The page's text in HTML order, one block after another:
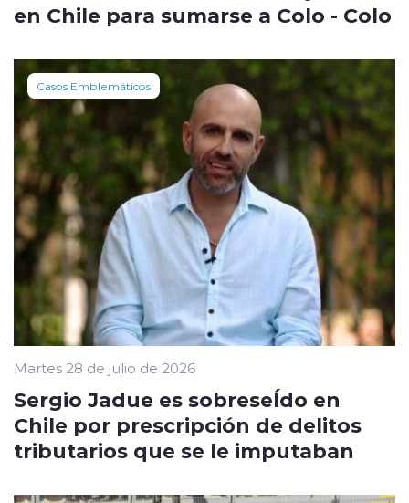
en Chile para sumarse a Colo - Colo
Casos Emblemáticos
Martes 28 de julio de 2026
Sergio Jadue es sobreseÍdo en
Chile por prescripción de delitos
tributarios que se le imputaban